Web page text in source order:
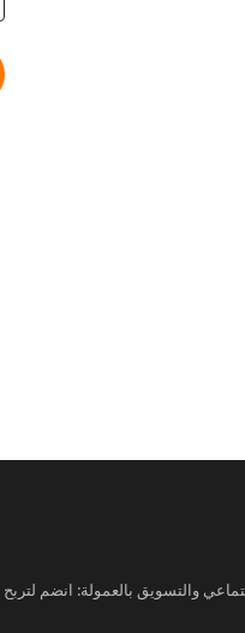
والتسويق بالعمولة: انضم لتربح